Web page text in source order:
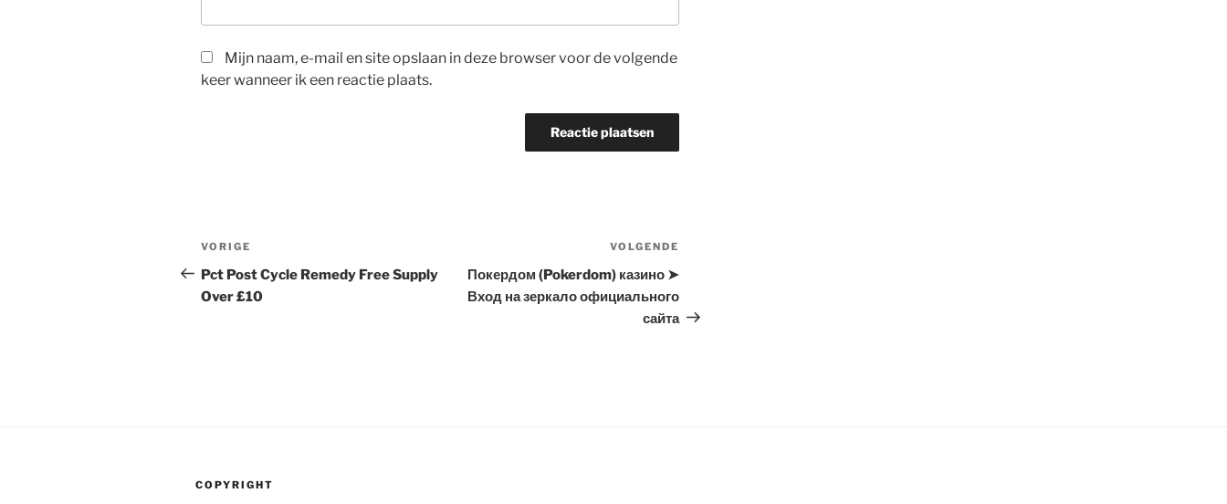
Mijn naam, e-mail en site opslaan in deze browser voor de volgende
keer wanneer ik een reactie plaats.
Berichtnavigatie
Vorig
bericht
VORIGE
Pct Post Cycle Remedy Free Supply
Over £10
bericht
VOLGENDE
Покердом (Pokerdom) казино ➤
Вход на зеркало официального
сайта
COPYRIGHT